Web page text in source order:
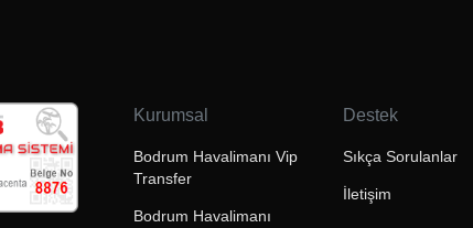
Kurumsal
Bodrum Havalimanı Vip
Transfer
Bodrum Havalimanı
Destek
Sıkça Sorulanlar
İletişim